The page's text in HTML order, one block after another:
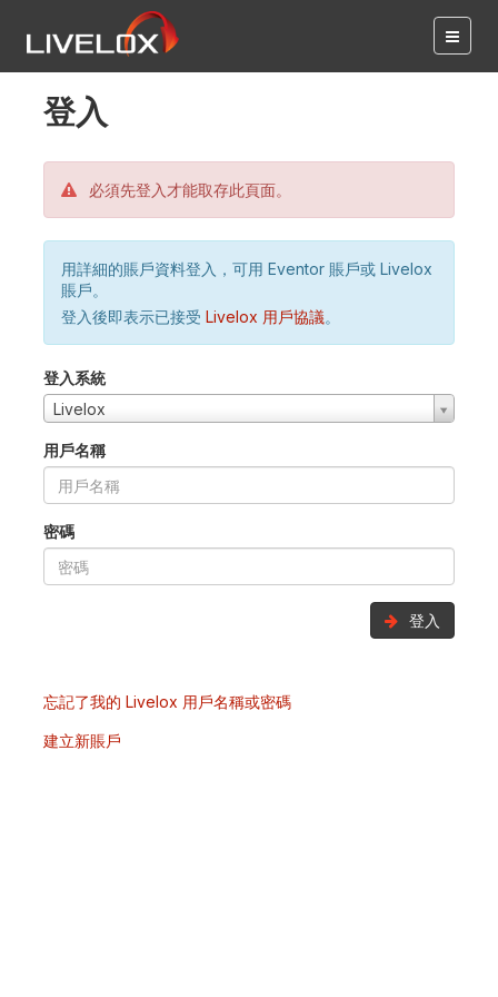
登入
必須先登入才能取存此頁面。
用詳細的賬戶資料登入，可用 Eventor 賬戶或 Livelox
賬戶。
登入後即表示已接受 Livelox 用戶協議。
登入系統
Livelox
用戶名稱
密碼
登入
忘記了我的 Livelox 用戶名稱或密碼
建立新賬戶